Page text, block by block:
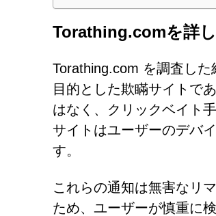
Torathing.comを詳
Torathing.com を調査し
目的とした欺瞞サイトで
はなく、クリックベイト
サイトはユーザーのデバ
す。
これらの通知は無害なリ
ため、ユーザーが慎重に